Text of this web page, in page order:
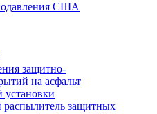
США
защитно-
на асфальт
установки
защитных